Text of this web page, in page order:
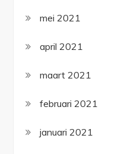
mei 2021
april 2021
maart 2021
februari 2021
januari 2021